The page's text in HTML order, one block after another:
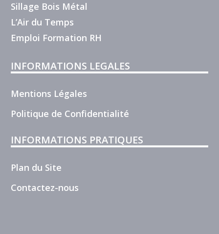
Sillage Bois Métal
L’Air du Temps
Emploi Formation RH
INFORMATIONS LEGALES
Mentions Légales
Politique de Confidentialité
INFORMATIONS PRATIQUES
Plan du Site
Contactez-nous